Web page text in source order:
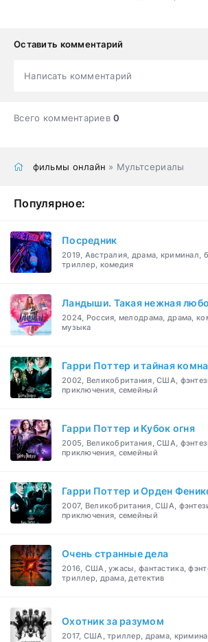
Оставить комментарий
Написать комментарий
Всего комментариев0
фильмы онлайн » Мультсериалы
Популярное:
Посредник
2019, Австралия, драма, криминал,
триллер, комедия
Ландыши. Такая нежная
2024, Россия, мелодрама, драма,
музыка
Гарри Поттер и тайная
2002, Великобритания, США,
приключения, семейный
Гарри Поттер и Кубок огня
2005, Великобритания, США,
приключения, семейный
Гарри Поттер и Орден
2007, Великобритания, США,
приключения, семейный
Очень странные дела
2016, США, ужасы, фантастика,
триллер, драма, детектив
Охотник за разумом
2017, США, триллер, драма,